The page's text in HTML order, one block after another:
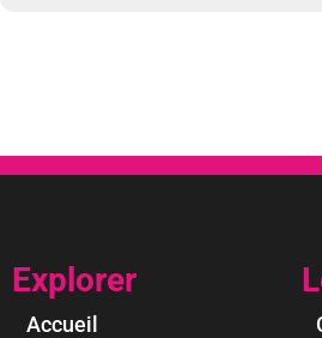
Explorer
Accueil